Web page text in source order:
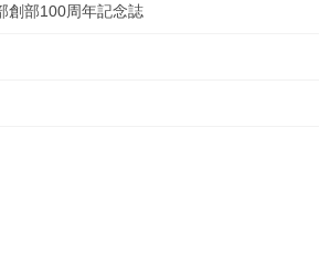
～
たノウハウと発展する印刷技術ととも
に努め、人と未来を繋ぎます。印刷は創
創部100周年記念誌